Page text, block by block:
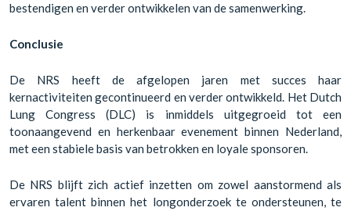
bestendigen en verder ontwikkelen van de samenwerking.
Conclusie
De NRS heeft de afgelopen jaren met succes haar
kernactiviteiten gecontinueerd en verder ontwikkeld. Het Dutch
Lung Congress (DLC) is inmiddels uitgegroeid tot een
toonaangevend en herkenbaar evenement binnen Nederland,
met een stabiele basis van betrokken en loyale sponsoren.
De NRS blijft zich actief inzetten om zowel aanstormend als
ervaren talent binnen het longonderzoek te ondersteunen, te